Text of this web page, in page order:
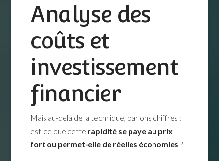
Analyse des
coûts et
investissement
financier
Mais au-delà de la technique, parlons chiffres :
est-ce que cette rapidité se paye au prix
fort ou permet-elle de réelles économies ?